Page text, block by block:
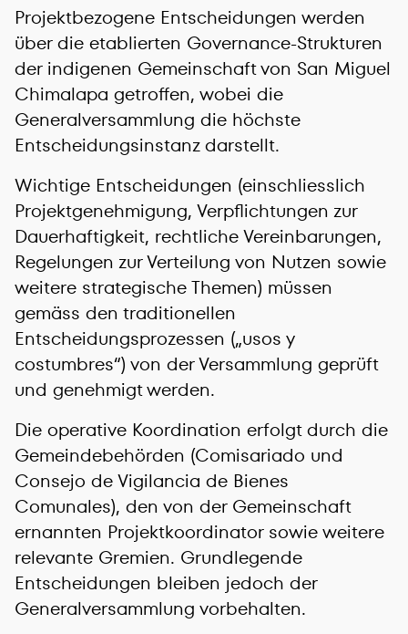
Projektbezogene Entscheidungen werden
über die etablierten Governance-Strukturen
der indigenen Gemeinschaft von San Miguel
Chimalapa getroffen, wobei die
Generalversammlung die höchste
Entscheidungsinstanz darstellt.
Wichtige Entscheidungen (einschliesslich
Projektgenehmigung, Verpflichtungen zur
Dauerhaftigkeit, rechtliche Vereinbarungen,
Regelungen zur Verteilung von Nutzen sowie
weitere strategische Themen) müssen
gemäss den traditionellen
Entscheidungsprozessen („usos y
costumbres“) von der Versammlung geprüft
und genehmigt werden.
Die operative Koordination erfolgt durch die
Gemeindebehörden (Comisariado und
Consejo de Vigilancia de Bienes
Comunales), den von der Gemeinschaft
ernannten Projektkoordinator sowie weitere
relevante Gremien. Grundlegende
Entscheidungen bleiben jedoch der
Generalversammlung vorbehalten.